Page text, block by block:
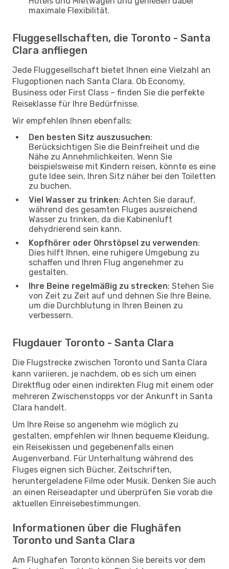
maximale Flexibilität.
Fluggesellschaften, die Toronto - Santa
Clara anfliegen
Jede Fluggesellschaft bietet Ihnen eine Vielzahl an
Flugoptionen nach Santa Clara. Ob Economy,
Business oder First Class – finden Sie die perfekte
Reiseklasse für Ihre Bedürfnisse.
Wir empfehlen Ihnen ebenfalls:
Den besten Sitz auszusuchen:
Berücksichtigen Sie die Beinfreiheit und die
Nähe zu Annehmlichkeiten. Wenn Sie
beispielsweise mit Kindern reisen, könnte es eine
gute Idee sein, Ihren Sitz näher bei den Toiletten
zu buchen.
Viel Wasser zu trinken: Achten Sie darauf,
während des gesamten Fluges ausreichend
Wasser zu trinken, da die Kabinenluft
dehydrierend sein kann.
Kopfhörer oder Ohrstöpsel zu verwenden:
Dies hilft Ihnen, eine ruhigere Umgebung zu
schaffen und Ihren Flug angenehmer zu
gestalten.
Ihre Beine regelmäßig zu strecken: Stehen Sie
von Zeit zu Zeit auf und dehnen Sie Ihre Beine,
um die Durchblutung in Ihren Beinen zu
verbessern.
Flugdauer Toronto - Santa Clara
Die Flugstrecke zwischen Toronto und Santa Clara
kann variieren, je nachdem, ob es sich um einen
Direktflug oder einen indirekten Flug mit einem oder
mehreren Zwischenstopps vor der Ankunft in Santa
Clara handelt.
Um Ihre Reise so angenehm wie möglich zu
gestalten, empfehlen wir Ihnen bequeme Kleidung,
ein Reisekissen und gegebenenfalls einen
Augenverband. Für Unterhaltung während des
Fluges eignen sich Bücher, Zeitschriften,
heruntergeladene Filme oder Musik. Denken Sie auch
an einen Reiseadapter und überprüfen Sie vorab die
aktuellen Einreisebestimmungen.
Informationen über die Flughäfen
Toronto und Santa Clara
Am Flughafen Toronto können Sie bereits vor dem